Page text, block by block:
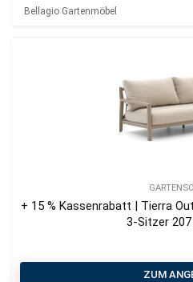
Bellagio Gartenmöbel
+ 15 % Kassenrabatt | Tierra
3-Sitzer
ZUM